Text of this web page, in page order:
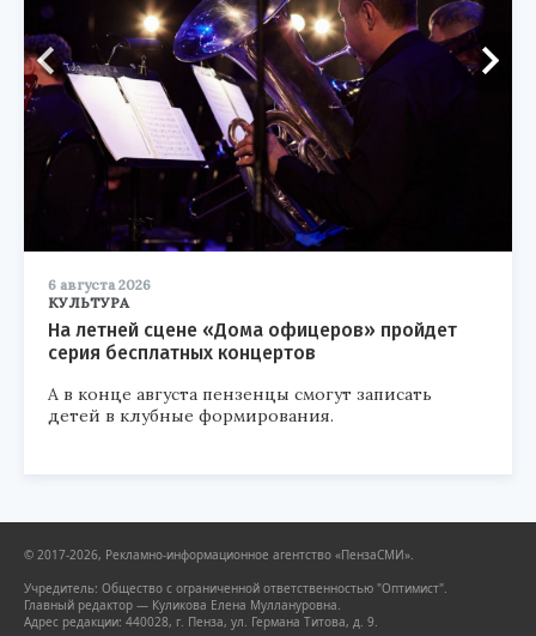
6 августа 2026
КУЛЬТУРА
На летней сцене «Дома офицеров» пройдет
серия бесплатных концертов
А в конце августа пензенцы смогут записать
детей в клубные формирования.
© 2017-2026, Рекламно-информационное агентство «ПензаСМИ».
Учредитель: Общество с ограниченной ответственностью "Оптимист".
Главный редактор — Куликова Елена Муллануровна.
Адрес редакции: 440028, г. Пенза, ул. Германа Титова, д. 9.